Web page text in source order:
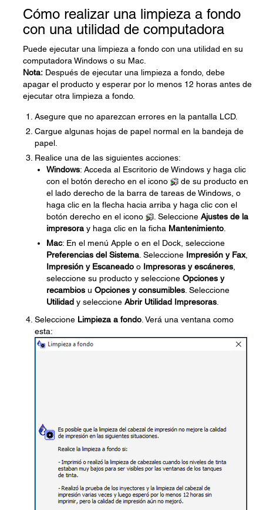
Cómo realizar una limpieza a fondo
con una utilidad de computadora
Puede ejecutar una limpieza a fondo con una utilidad en su
computadora Windows o su Mac.
Nota: Después de ejecutar una limpieza a fondo, debe
apagar el producto y esperar por lo menos 12 horas antes de
ejecutar otra limpieza a fondo.
Asegure que no aparezcan errores en la pantalla LCD.
Cargue algunas hojas de papel normal en la bandeja de
papel.
Realice una de las siguientes acciones:
Windows: Acceda al Escritorio de Windows y haga clic
con el botón derecho en el icono
de su producto en
el lado derecho de la barra de tareas de Windows, o
haga clic en la flecha hacia arriba y haga clic con el
botón derecho en el icono
. Seleccione Ajustes de la
impresora y haga clic en la ficha Mantenimiento
Mac: En el menú Apple o en el Dock, seleccione
Preferencias del Sistema . Seleccione Impresión y Fax,
Impresión y Escaneado o Impresoras y escáneres
seleccione su producto y seleccione Opciones y
recambios u Opciones y consumibles . Seleccione
Utilidad y seleccione Abrir Utilidad Impresoras
Seleccione Limpieza a fondo . Verá una ventana como
esta: